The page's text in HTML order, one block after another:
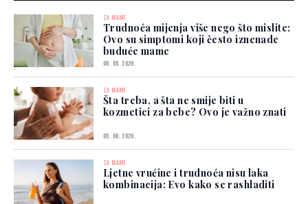
ZA MAME
Trudnoća mijenja više nego što mislite:
Ovo su simptomi koji često iznenade
buduće mame
06. 08. 2026.
ZA MAME
Šta treba, a šta ne smije biti u
kozmetici za bebe? Ovo je važno znati
05. 08. 2026.
ZA MAME
Ljetne vrućine i trudnoća nisu laka
kombinacija: Evo kako se rashladiti